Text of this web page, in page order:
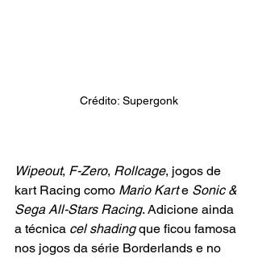
Crédito: Supergonk
Wipeout, F-Zero, Rollcage, jogos de
kart Racing como Mario Kart e Sonic &
Sega All-Stars Racing. Adicione ainda
a técnica cel shading que ficou famosa
nos jogos da série Borderlands e no